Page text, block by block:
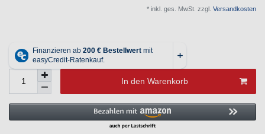
* inkl. ges. MwSt. zzgl. Versandkosten
In den Warenkorb